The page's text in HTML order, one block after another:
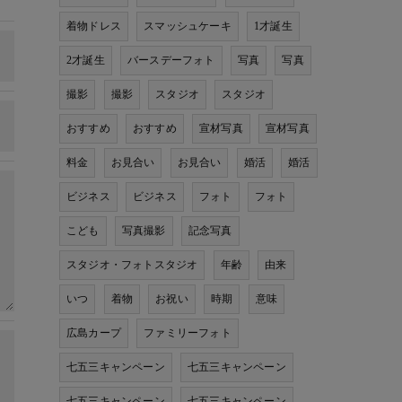
着物ドレス スマッシュケーキ 1才誕生
2才誕生 バースデーフォト 写真 写真
撮影 撮影 スタジオ スタジオ
おすすめ おすすめ 宣材写真 宣材写真
料金 お見合い お見合い 婚活 婚活
ビジネス ビジネス フォト フォト
こども 写真撮影 記念写真
スタジオ・フォトスタジオ 年齢 由来
いつ 着物 お祝い 時期 意味
広島カープ ファミリーフォト
七五三キャンペーン 七五三キャンペーン